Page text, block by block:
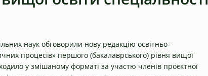
наук обговорили нову редакцію освітньо-
процесів» першого (бакалаврського) рівня вищої
у змішаному форматі за участю членів проєктної